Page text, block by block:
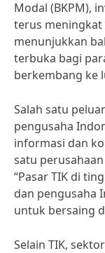
Modal (BKPM),
terus meningkat
menunjukkan
terbuka bagi
berkembang ke
Salah satu
pengusaha
informasi dan
satu
“Pasar TIK di
dan pengusaha
untuk bersaing
Selain TIK,